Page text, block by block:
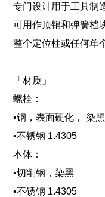
专门设计用于工具制
可用作顶销和弹簧档
整个定位柱或任何单
「材质」
螺栓：
•钢，表面硬化， 染黑
•不锈钢 1.4305
本体：
•切削钢，染黑
•不锈钢 1.4305